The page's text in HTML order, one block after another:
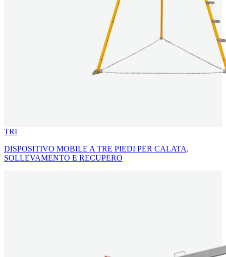
TRI
DISPOSITIVO MOBILE A TRE PIEDI PER CALATA,
SOLLEVAMENTO E RECUPERO